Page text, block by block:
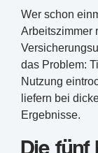
Wer schon
Arbeitszimmer
das Problem:
Nutzung
liefern bei
Ergebnisse.
Die fünf